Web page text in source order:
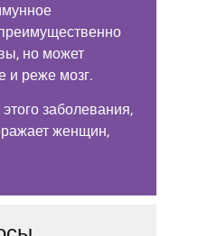
но может
и реже мозг.
заболевания,
женщин,